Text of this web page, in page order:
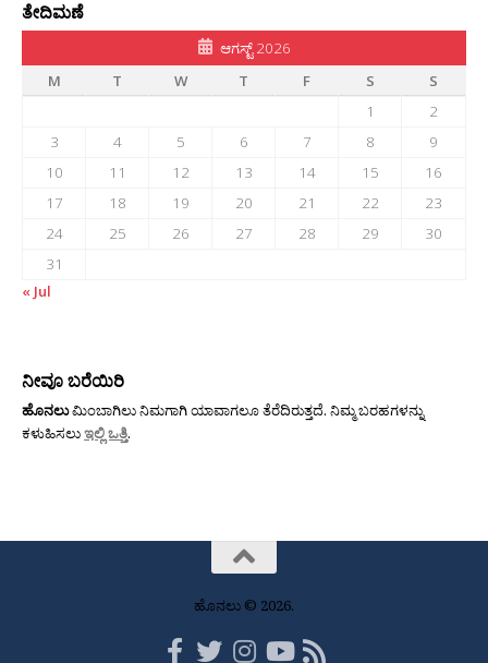
ತೇದಿಮಣೆ
ಆಗಸ್ಟ್ 2026
M
T W T F S
S
1
2
3
4 5 6 7 8
9
10
11 12 13 14 15
16
17
18 19 20 21 22
23
24
25 26 27 28 29
30
31
« Jul
ನೀವೂ ಬರೆಯಿರಿ
ಹೊನಲುಮಿಂಬಾಗಿಲು ನಿಮಗಾಗಿ ಯಾವಾಗಲೂ ತೆರೆದಿರುತ್ತದೆ. ನಿಮ್ಮ ಬರಹಗಳನ್ನು
ಕಳುಹಿಸಲುಇಲ್ಲಿ ಒತ್ತಿ.
ಹೊನಲು © 2026.